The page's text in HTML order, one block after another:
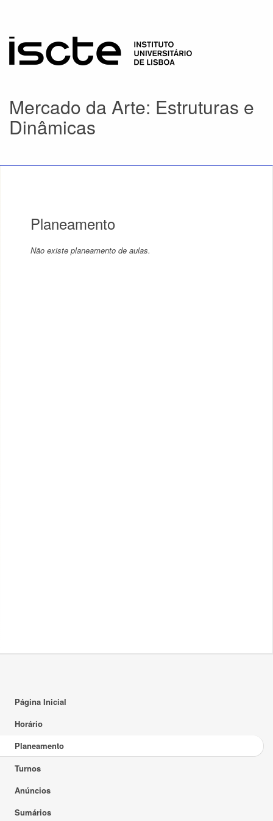
Mercado da Arte: Estruturas e
Dinâmicas
Planeamento
Não existe planeamento de aulas.
Página Inicial
Horário
Planeamento
Turnos
Anúncios
Sumários